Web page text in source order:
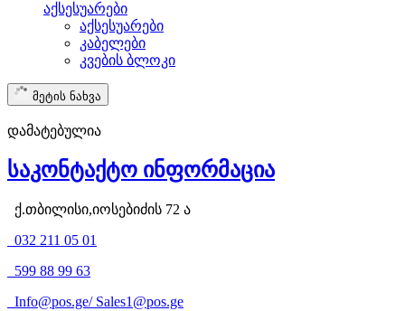
აქსესუარები
აქსესუარები
კაბელები
კვების ბლოკი
მეტის ნახვა
დამატებულია
საკონტაქტო ინფორმაცია
ქ.თბილისი,იოსებიძის 72 ა
032 211 05 01
599 88 99 63
Info@pos.ge/ Sales1@pos.ge